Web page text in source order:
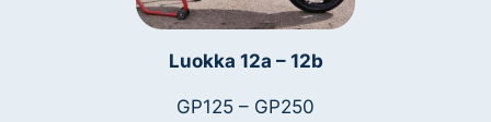
Luokka 12a – 12b
GP125 – GP250